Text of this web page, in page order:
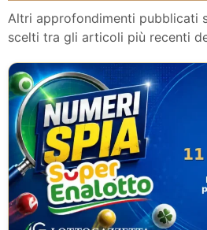
Altri approfondimenti pubblicati
scelti tra gli articoli più recenti